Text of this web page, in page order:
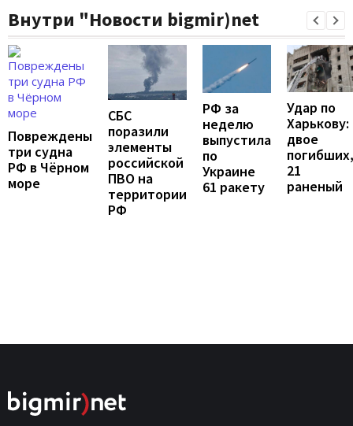
Внутри "Новости bigmir)net
Повреждены
три судна
РФ в Чёрном
море
СБС
поразили
элементы
российской
ПВО на
территории
РФ
РФ за
неделю
выпустила
по
Украине
61 ракету
Удар по
Харькову:
двое
погибших,
21
раненый